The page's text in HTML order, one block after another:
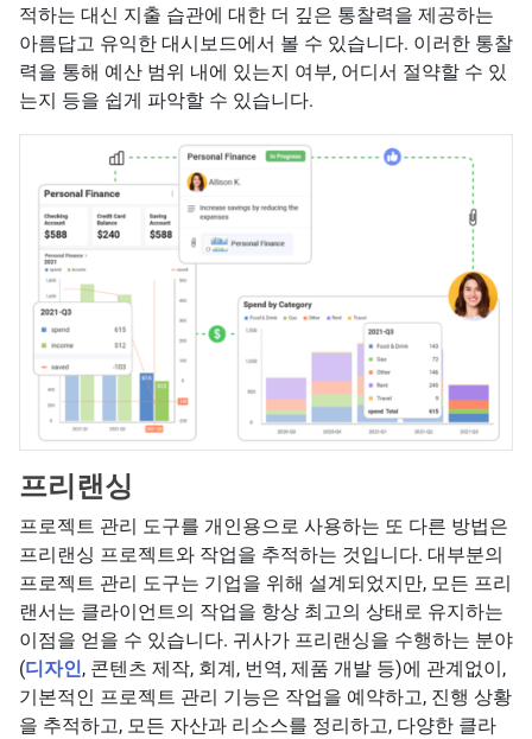
적하는 대신 지출 습관에 대한 더 깊은 통찰력을 제공하는
아름답고 유익한 대시보드에서 볼 수 있습니다. 이러한 통찰
력을 통해 예산 범위 내에 있는지 여부, 어디서 절약할 수 있
는지 등을 쉽게 파악할 수 있습니다.
프리랜싱
프로젝트 관리 도구를 개인용으로 사용하는 또 다른 방법은
프리랜싱 프로젝트와 작업을 추적하는 것입니다. 대부분의
프로젝트 관리 도구는 기업을 위해 설계되었지만, 모든 프리
랜서는 클라이언트의 작업을 항상 최고의 상태로 유지하는
이점을 얻을 수 있습니다. 귀사가 프리랜싱을 수행하는 분야
(디자인, 콘텐츠 제작, 회계, 번역, 제품 개발 등)에 관계없이,
기본적인 프로젝트 관리 기능은 작업을 예약하고, 진행 상황
을 추적하고, 모든 자산과 리소스를 정리하고, 다양한 클라